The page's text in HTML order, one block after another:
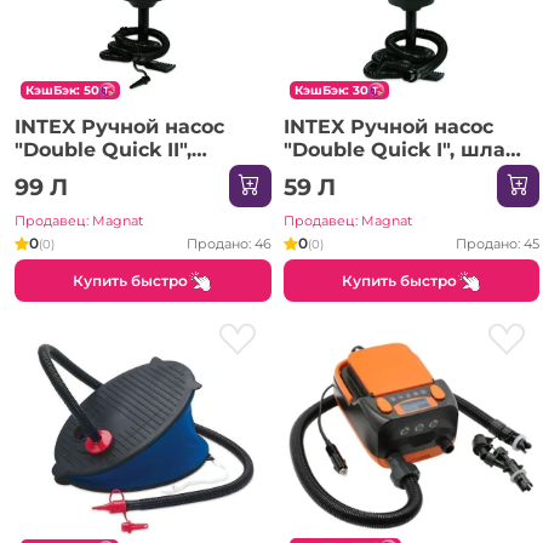
КэшБэк: 50
INTEX Ручной насос
"Double Quick II",
шланг с 3 насадками,
36 см
99 Л
Продавец: Magnat
0(0) Продано: 46
Купить быстро
КэшБэк: 30
INTEX Ручной насос
"Double Quick I", шланг
с 3 насадками, 29 см
59 Л
Продавец: Magnat
0(0) Продано: 45
Купить быстро